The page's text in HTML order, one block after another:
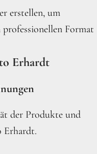
erstellen, um
Format
Erhardt
der Produkte und
Erhardt.